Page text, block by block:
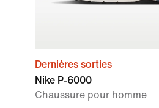
Dernières sorties
Nike P-6000
Chaussure pour homme